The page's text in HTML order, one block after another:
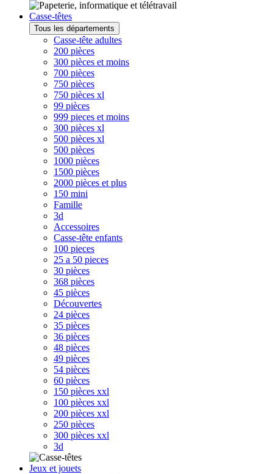
Casse-têtes
Tous les départements
Casse-tête adultes
200 pièces
300 pièces et moins
700 pièces
750 pièces
750 pièces xl
99 pièces
999 pieces et moins
300 pièces xl
500 pièces xl
500 pièces
1000 pièces
1500 pièces
2000 pièces et plus
150 mini
Famille
3d
Accessoires
Casse-tête enfants
100 pieces
25 a 50 pieces
30 pièces
368 pièces
45 pièces
Découvertes
24 pièces
35 pièces
36 pièces
48 pièces
49 pièces
54 pièces
60 pièces
150 pièces xxl
100 pièces xxl
200 pièces xxl
250 pièces
300 pièces xxl
3d
Jeux et jouets